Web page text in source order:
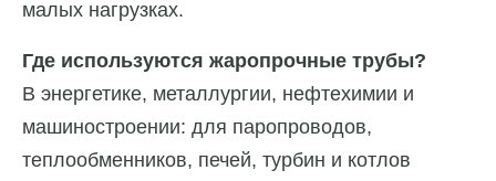
малых нагрузках.
Где используются жаропрочные трубы?
В энергетике, металлургии, нефтехимии и
машиностроении: для паропроводов,
теплообменников, печей, турбин и котлов